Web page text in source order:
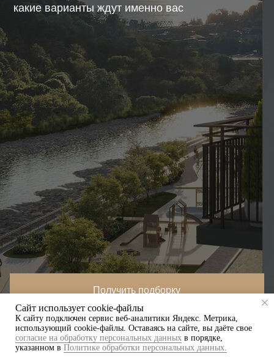
какие варианты ждут именно вас
Получить подборку
Записаться на консультацию
Сайт использует cookie-файлы
К cайту подключен сервис веб-аналитики Яндекс. Метрика,
использующий cookie-файлы. Оставаясь на сайте, вы даёте свое
согласие на обработку персональных данных в порядке,
указанном в Политике обработки персональных данных.